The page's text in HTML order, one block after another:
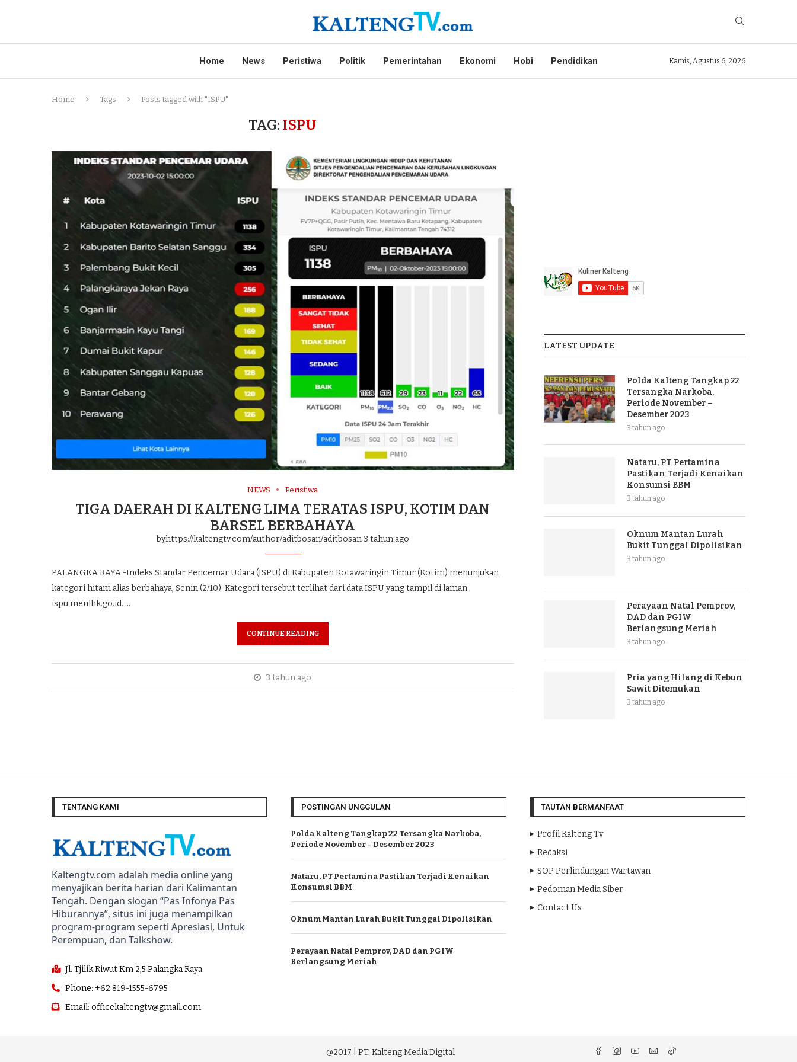
Home News Peristiwa Politik Pemerintahan Ekonomi Hobi Pendidikan Kamis, Agustus 6, 2026
Home Tags Posts tagged with "ISPU"
TAG: ISPU
NEWS Peristiwa
TIGA DAERAH DI KALTENG LIMA TERATAS ISPU, KOTIM DAN
BARSEL BERBAHAYA
byhttps://kaltengtv.com/author/aditbosan/aditbosan3 tahun ago
PALANGKA RAYA -Indeks Standar Pencemar Udara (ISPU) di Kabupaten Kotawaringin Timur (Kotim) menunjukan
kategori hitam alias berbahaya, Senin (2/10). Kategori tersebut terlihat dari data ISPU yang tampil di laman
ispu.menlhk.go.id. …
CONTINUE READING
3 tahun ago
LATEST UPDATE
Polda Kalteng Tangkap 22
Tersangka Narkoba,
Periode November –
Desember 2023
3 tahun ago
Nataru, PT Pertamina
Pastikan Terjadi Kenaikan
Konsumsi BBM
3 tahun ago
Oknum Mantan Lurah
Bukit Tunggal Dipolisikan
3 tahun ago
Perayaan Natal Pemprov,
DAD dan PGIW
Berlangsung Meriah
3 tahun ago
Pria yang Hilang di Kebun
Sawit Ditemukan
3 tahun ago
TENTANG KAMI
Kaltengtv.com adalah media online yang
menyajikan berita harian dari Kalimantan
Tengah. Dengan slogan “Pas Infonya Pas
Hiburannya”, situs ini juga menampilkan
program-program seperti Apresiasi, Untuk
Perempuan, dan Talkshow.
Jl. Tjilik Riwut Km 2,5 Palangka Raya
Phone: +62 819-1555-6795
Email: officekaltengtv@gmail.com
POSTINGAN UNGGULAN
Polda Kalteng Tangkap 22 Tersangka Narkoba,
Periode November – Desember 2023
Nataru, PT Pertamina Pastikan Terjadi Kenaikan
Konsumsi BBM
Oknum Mantan Lurah Bukit Tunggal Dipolisikan
Perayaan Natal Pemprov, DAD dan PGIW
Berlangsung Meriah
TAUTAN BERMANFAAT
Profil Kalteng Tv
Redaksi
SOP Perlindungan Wartawan
Pedoman Media Siber
Contact Us
@2017 | PT. Kalteng Media Digital